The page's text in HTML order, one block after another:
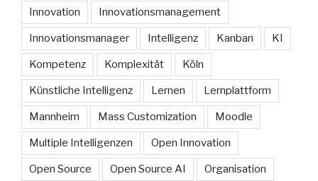
Innovation Innovationsmanagement
Innovationsmanager Intelligenz Kanban KI
Kompetenz Komplexität Köln
Künstliche Intelligenz Lernen Lernplattform
Mannheim Mass Customization Moodle
Multiple Intelligenzen Open Innovation
Open Source Open Source AI Organisation